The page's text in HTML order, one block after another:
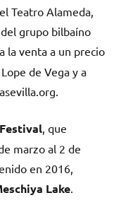
Teatro Alameda,
grupo bilbaíno
a la venta a un precio
de Vega y a
, que
marzo al 2 de
en 2016,
Lake